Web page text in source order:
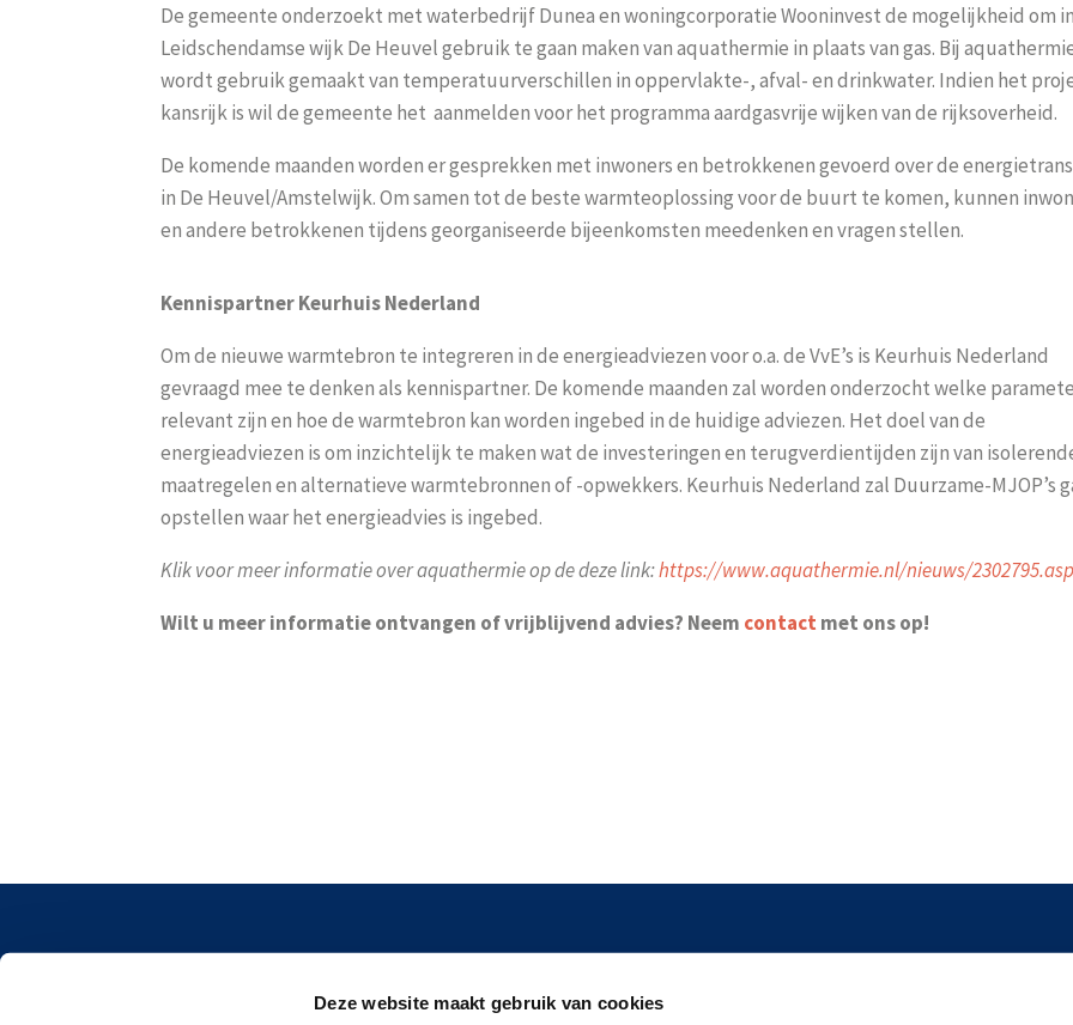
Deze website maakt gebruik van cookies
De gemeente onderzoekt met waterbedrijf Dunea en woningcorporatie Wooninvest de mogelijkheid om
Leidschendamse wijk De Heuvel gebruik te gaan maken van aquathermie in plaats van gas. Bij
wordt gebruik gemaakt van temperatuurverschillen in oppervlakte-, afval- en drinkwater. Indien het
kansrijk is wil de gemeente het aanmelden voor het programma aardgasvrije wijken van de rijksoverheid.
De komende maandenworden ergesprekken met inwoners en betrokkenen gevoerd over de
in De Heuvel/Amstelwijk. Om samen tot de beste warmteoplossing voor de buurt te komen, kunnen
en andere betrokkenen tijdensgeorganiseerde bijeenkomsten meedenken en vragen stellen.
Kennispartner Keurhuis Nederland
Om de nieuwe warmtebron te integreren in de energieadviezen voor o.a. de VvE’s is Keurhuis Nederland
gevraagd mee te denken als kennispartner. De komende maanden zal worden onderzocht welke
relevant zijn en hoe de warmtebron kan worden ingebed in de huidige adviezen. Het doel van de
energieadviezen is om inzichtelijk te maken wat de investeringen en terugverdientijden zijn van
maatregelen en alternatieve warmtebronnen of -opwekkers. Keurhuis Nederland zal Duurzame-MJOP’s
opstellen waar het energieadvies is ingebed.
Klik voor meer informatie over aquathermie op de deze link:https://www.aquathermie.nl/nieuws/
Wilt u meer informatie ontvangen of vrijblijvend advies? Neem contact met ons op!
3824MG Amersfoort